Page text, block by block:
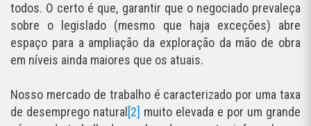
todos. O certo é que, garantir que o negociado prevaleça
sobre o legislado (mesmo que haja exceções) abre
espaço para a ampliação da exploração da mão de obra
em níveis ainda maiores que os atuais.
Nosso mercado de trabalho é caracterizado por uma taxa
de desemprego natural [2] muito elevada e por um grande